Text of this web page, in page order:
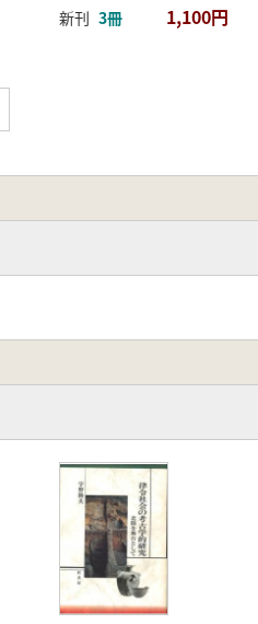
新刊 3冊 1,100円